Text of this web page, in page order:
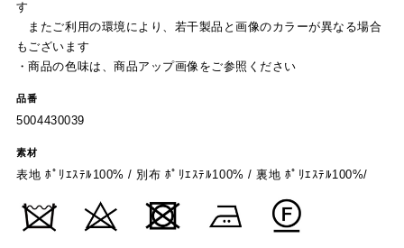
す
またご利用の環境により、若干製品と画像のカラーが異なる場合
もございます
・商品の色味は、商品アップ画像をご参照ください
品番
5004430039
素材
表地 ﾎﾟﾘｴｽﾃﾙ100% / 別布 ﾎﾟﾘｴｽﾃﾙ100% / 裏地 ﾎﾟﾘｴｽﾃﾙ100%/